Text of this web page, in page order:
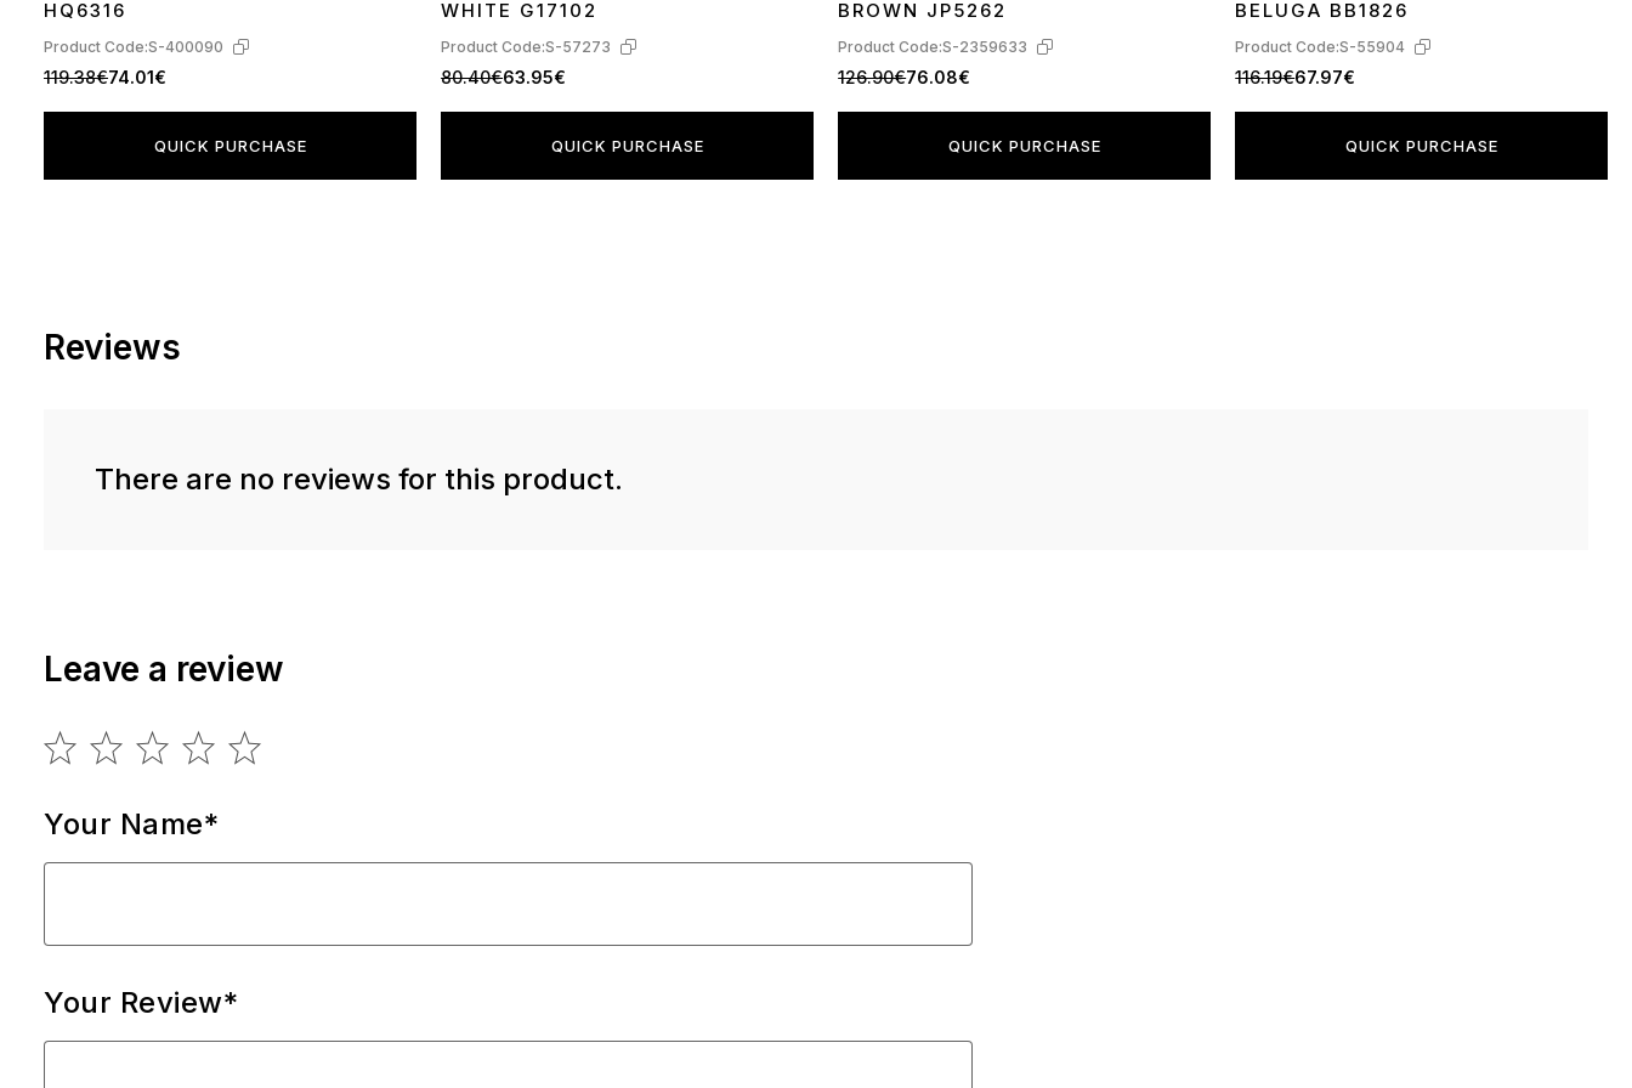
HQ6316
Product Code:S-400090
119.38€74.01€
QUICK PURCHASE
WHITE G17102
Product Code:S-57273
80.40€63.95€
QUICK PURCHASE
BROWN JP5262
Product Code:S-2359633
126.90€76.08€
QUICK PURCHASE
BELUGA BB1826
Product Code:S-55904
116.19€67.97€
QUICK PURCHASE
Reviews
There are no reviews for this product.
Leave a review
Your Name*
Your Review*